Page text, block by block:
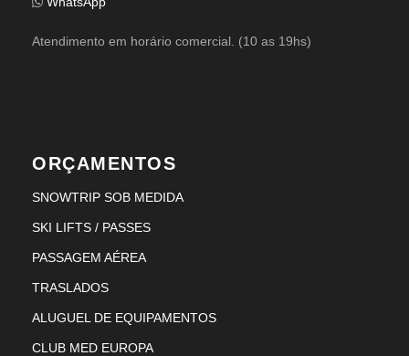
Atendimento em horário comercial. (10 as 19hs)
ORÇAMENTOS
SNOWTRIP SOB MEDIDA
SKI LIFTS / PASSES
PASSAGEM AÉREA
TRASLADOS
ALUGUEL DE EQUIPAMENTOS
CLUB MED EUROPA